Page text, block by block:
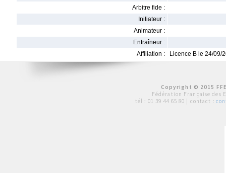
Arbitre fide :
Initiateur :
Animateur :
Entraîneur :
Affiliation :
Licence B le 24/09/
Copyright © 2015
Fédération Française des
tél : 01 39 44 65 80 | contact :